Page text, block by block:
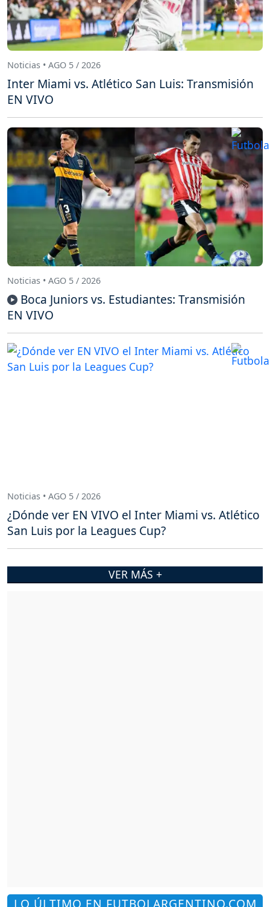
Noticias • AGO 5 / 2026
Inter Miami vs. Atlético San Luis: Transmisión
EN VIVO
Noticias • AGO 5 / 2026
Boca Juniors vs. Estudiantes: Transmisión
EN VIVO
Noticias • AGO 5 / 2026
¿Dónde ver EN VIVO el Inter Miami vs. Atlético
San Luis por la Leagues Cup?
VER MÁS +